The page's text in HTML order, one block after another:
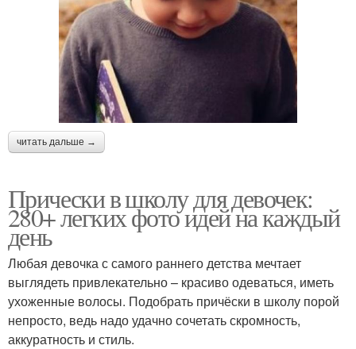
читать дальше →
Прически в школу для девочек:
280+ легких фото идей на каждый
день
Любая девочка с самого раннего детства мечтает
выглядеть привлекательно – красиво одеваться, иметь
ухоженные волосы. Подобрать причёски в школу порой
непросто, ведь надо удачно сочетать скромность,
аккуратность и стиль.